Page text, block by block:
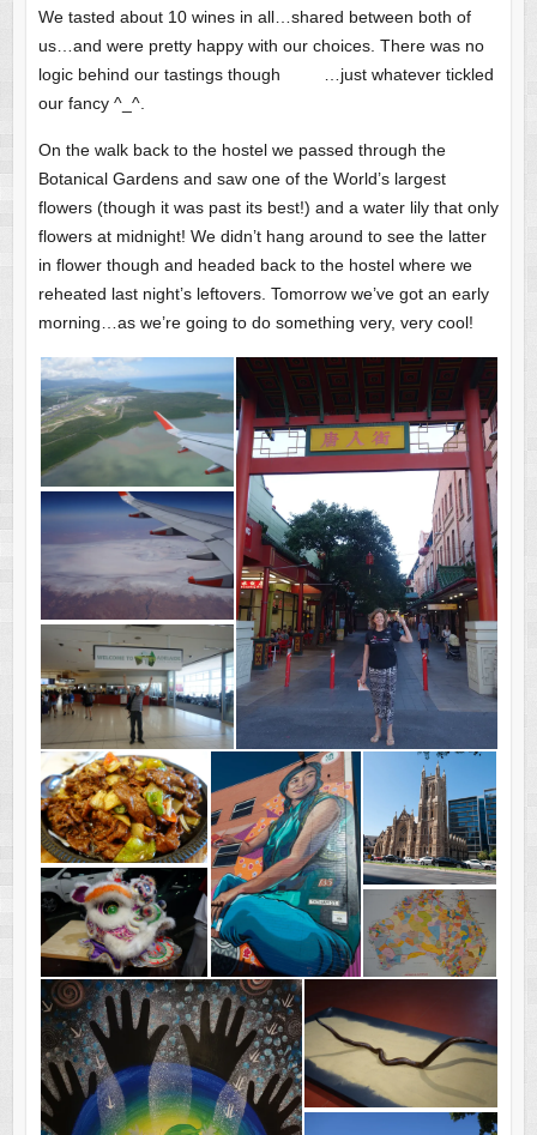
We tasted about 10 wines in all…shared between both of
us…and were pretty happy with our choices. There was no
logic behind our tastings though …just whatever tickled
our fancy ^_^.
On the walk back to the hostel we passed through the
Botanical Gardens and saw one of the World’s largest
flowers (though it was past its best!) and a water lily that only
flowers at midnight! We didn’t hang around to see the latter
in flower though and headed back to the hostel where we
reheated last night’s leftovers. Tomorrow we’ve got an early
morning…as we’re going to do something very, very cool!